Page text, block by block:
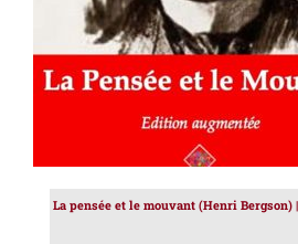
La pensée et le mouvant (Henri Bergson)